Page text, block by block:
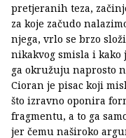
pretjeranih teza,
za koje začudo
njega, vrlo se brzo
nikakvog smisla i kako
ga okružuju naprosto
Cioran je pisac koji
što izravno oponira
fragmentu, a to ga
jer čemu naširoko